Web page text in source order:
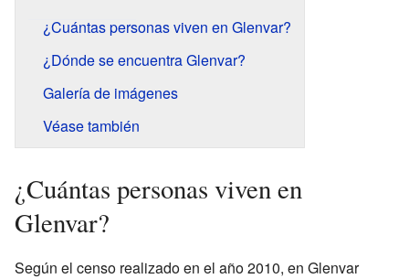
¿Cuántas personas viven en Glenvar?
¿Dónde se encuentra Glenvar?
Galería de imágenes
Véase también
¿Cuántas personas viven en
Glenvar?
Según el censo realizado en el año 2010, en Glenvar